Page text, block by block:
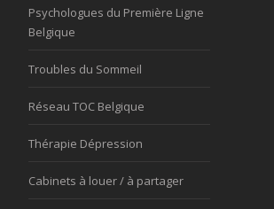
Psychologues du Première Ligne
Belgique
Troubles du Sommeil
Réseau TOC Belgique
Thérapie Dépression
Cabinets à louer / à partager